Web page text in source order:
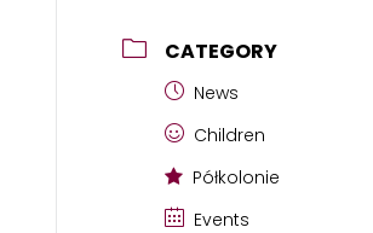
CATEGORY
News
Children
Półkolonie
Events